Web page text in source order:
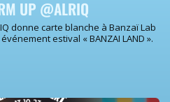
UP @ALRIQ
donne carte blanche à Banzaï Lab
estival « BANZAI LAND ».